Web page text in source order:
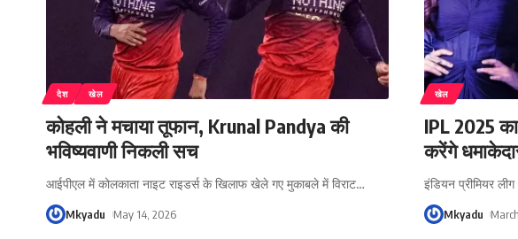
देश खेल
कोहली ने मचाया तूफान, Krunal Pandya की
भविष्यवाणी निकली सच
आईपीएल में कोलकाता नाइट राइडर्स के खिलाफ खेले गए मुकाबले में विराट…
Mkyadu May 14, 2026
खेल
IPL 2025
करेंगे
इंडियन प्रीमियर
Mkyadu